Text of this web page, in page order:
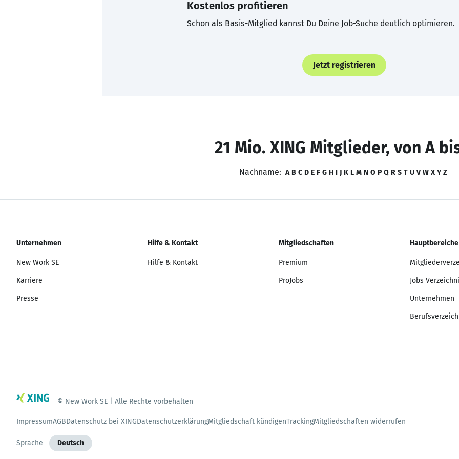
Kostenlos profitieren
Schon als Basis-Mitglied kannst Du Deine Job-Suche deutlich optimieren.
Jetzt registrieren
21 Mio. XING Mitglieder, von A
Nachname: A B C D E F G H I J K L M N O P Q R S T U V W X Y Z
Unternehmen
New Work SE
Karriere
Presse
Hilfe & Kontakt
Hilfe & Kontakt
Mitgliedschaften
Premium
ProJobs
Hauptbereiche
Jobs
Unternehmen
© New Work SE | Alle Rechte vorbehalten
ImpressumAGBDatenschutz bei XINGDatenschutzerklärungMitgliedschaft kündigenTrackingMitgliedschaften widerrufen
Sprache Deutsch